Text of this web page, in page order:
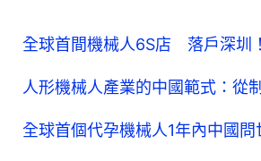
全球首間機械人6S店 落戶深圳
人形機械人產業的中國範式：從
全球首個代孕機械人1年內中國